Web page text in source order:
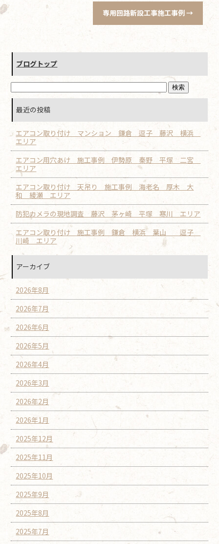
専用回路新設工事施工事例→
ブログトップ
最近の投稿
エアコン取り付け マンション 鎌倉 逗子 藤沢 横浜
エリア
エアコン用穴あけ 施工事例 伊勢原 秦野 平塚 二宮
エリア
エアコン取り付け 天吊り 施工事例 海老名 厚木 大
和 綾瀬 エリア
防犯カメラの現地調査 藤沢 茅ヶ崎 平塚 寒川 エリア
エアコン取り付け 施工事例 鎌倉 横浜 葉山 逗子
川崎 エリア
アーカイブ
2026年8月
2026年7月
2026年6月
2026年5月
2026年4月
2026年3月
2026年2月
2026年1月
2025年12月
2025年11月
2025年10月
2025年9月
2025年8月
2025年7月